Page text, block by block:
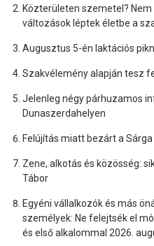
Közterületen szemetel?
változások léptek életbe a
Augusztus 5-én laktációs
Szakvélemény alapján tesz
Jelenleg négy párhuzamos
Dunaszerdahelyen
Felújítás miatt bezárt a
Zene, alkotás és közösség:
Tábor
Egyéni vállalkozók és más
személyek: Ne felejtsék el
és első alkalommal 2026.